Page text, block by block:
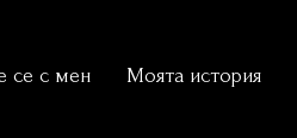
се с мен Моята история